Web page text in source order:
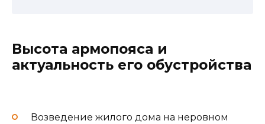
Высота армопояса и
актуальность его обустройства
Возведение жилого дома на неровном